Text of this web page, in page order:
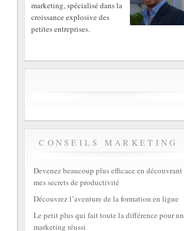
marketing, spécialisé dans la
croissance explosive des
petites entreprises.
CONSEILS MARKETING
Devenez beaucoup plus efficace en découvrant
mes secrets de productivité
Découvrez l’aventure de la formation en ligne
Le petit plus qui fait toute la différence pour un
marketing réussi